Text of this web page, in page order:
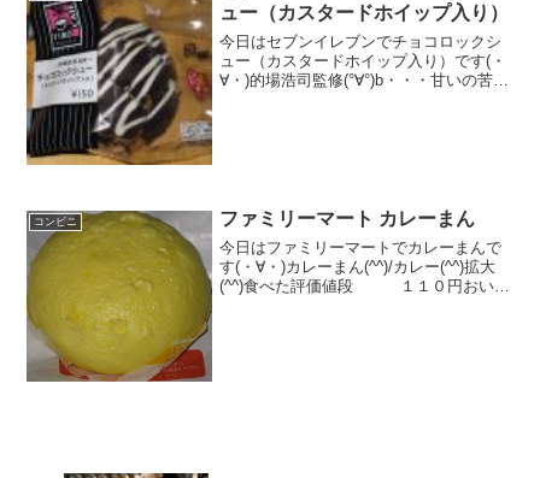
ュー（カスタードホイップ入り）
今日はセブンイレブンでチョコロックシ
ュー（カスタードホイップ入り）です(・
∀・)的場浩司監修(°∀°)b・・・甘いの苦手
コンビニ ファミリーマート カレーまん
今日はファミリーマートでカレーまんで
す(・∀・)カレーまん(^^)/カレー(^^)拡大
(^^)食べた評価値段 １１０円おいし